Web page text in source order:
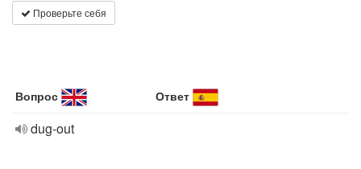
Проверьте себя
Вопрос Ответ
dug-out